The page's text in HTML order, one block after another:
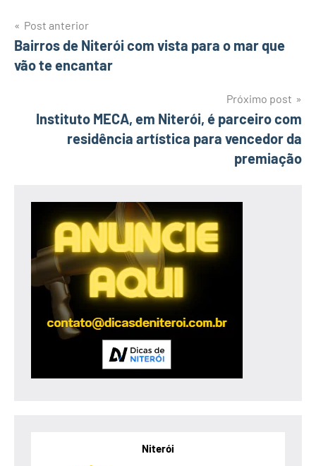
Navegação
de
Post anterior
Bairros de Niterói com vista para o mar que
vão te encantar
Próximo post
Instituto MECA, em Niterói, é parceiro com
residência artística para vencedor da
premiação
Niterói